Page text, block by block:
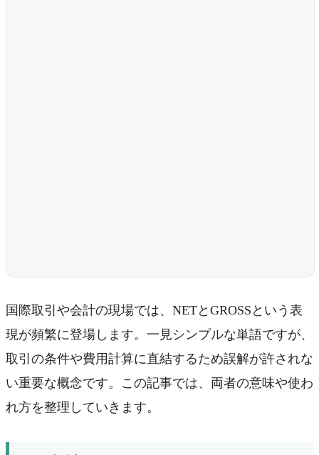
国際取引や会計の現場では、NETとGROSSという表
現が頻繁に登場します。一見シンプルな単語ですが、
取引の条件や費用計算に直結するため誤解が許されな
い重要な概念です。この記事では、両者の意味や使わ
れ方を整理していきます。